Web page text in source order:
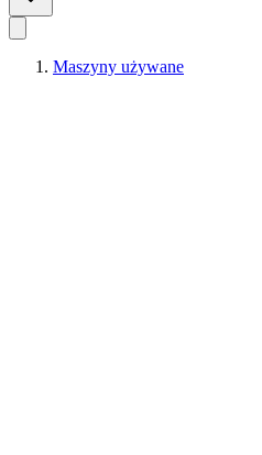
Maszyny używane